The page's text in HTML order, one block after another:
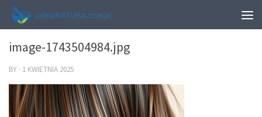
0
image-1743504984.jpg
BY · 1 KWIETNIA 2025